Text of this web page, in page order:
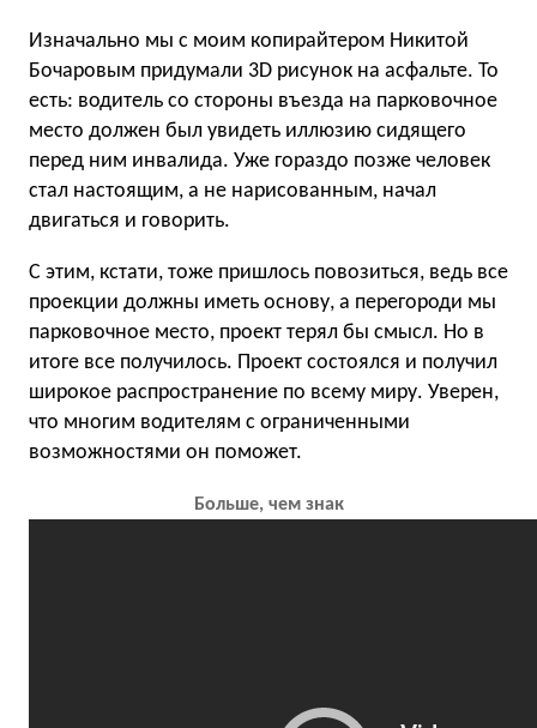
Изначально мы с моим копирайтером Никитой
Бочаровым придумали 3D рисунок на асфальте. То
есть: водитель со стороны въезда на парковочное
место должен был увидеть иллюзию сидящего
перед ним инвалида. Уже гораздо позже человек
стал настоящим, а не нарисованным, начал
двигаться и говорить.
С этим, кстати, тоже пришлось повозиться, ведь все
проекции должны иметь основу, а перегороди мы
парковочное место, проект терял бы смысл. Но в
итоге все получилось. Проект состоялся и получил
широкое распространение по всему миру. Уверен,
что многим водителям с ограниченными
возможностями он поможет.
Больше, чем знак